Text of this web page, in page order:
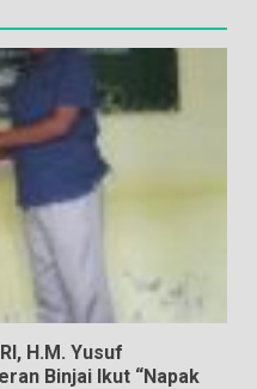
H.M. Yusuf
Binjai Ikut “Napak